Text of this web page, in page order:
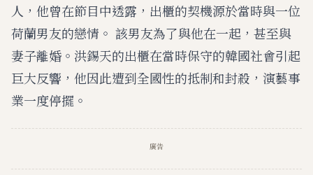
人，他曾在節目中透露，出櫃的契機源於當時與一位
荷蘭男友的戀情。 該男友為了與他在一起，甚至與
妻子離婚。洪錫天的出櫃在當時保守的韓國社會引起
巨大反響，他因此遭到全國性的抵制和封殺，演藝事
業一度停擺。
廣告